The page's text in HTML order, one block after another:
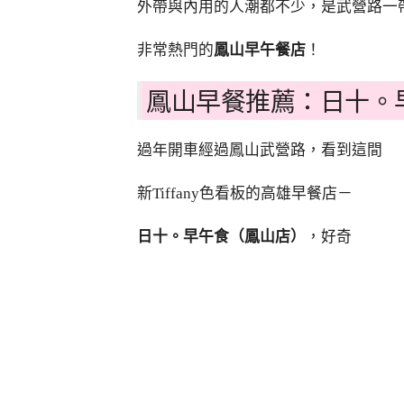
外帶與內用的人潮都不少，是武營路一
非常熱門的鳳山早午餐店 ！
鳳山早餐推薦：日十
過年開車經過鳳山武營路，看到這間
新Tiffany色看板的高雄早餐店－
日十。早午食（鳳山店） ，好奇